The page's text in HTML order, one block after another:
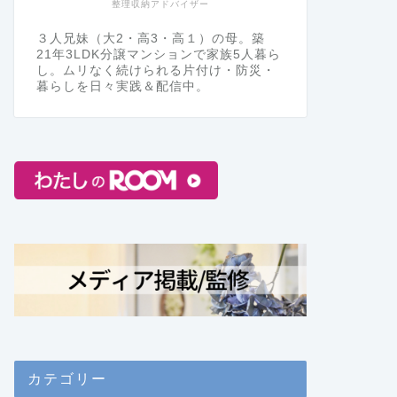
整理収納アドバイザー
３人兄妹（大2・高3・高１）の母。築
21年3LDK分譲マンションで家族5人暮ら
し。ムリなく続けられる片付け・防災・
暮らしを日々実践＆配信中。
カテゴリー